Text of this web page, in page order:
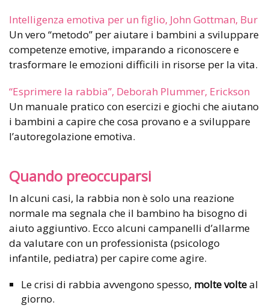
Intelligenza emotiva per un figlio, John Gottman, Bur
Un vero “metodo” per aiutare i bambini a sviluppare
competenze emotive, imparando a riconoscere e
trasformare le emozioni difficili in risorse per la vita.
“Esprimere la rabbia”, Deborah Plummer, Erickson
Un manuale pratico con esercizi e giochi che aiutano
i bambini a capire che cosa provano e a sviluppare
l’autoregolazione emotiva.
Quando preoccuparsi
In alcuni casi, la rabbia non è solo una reazione
normale ma segnala che il bambino ha bisogno di
aiuto aggiuntivo. Ecco alcuni campanelli d’allarme
da valutare con un professionista (psicologo
infantile, pediatra) per capire come agire.
Le crisi di rabbia avvengono spesso, molte volteal
giorno.